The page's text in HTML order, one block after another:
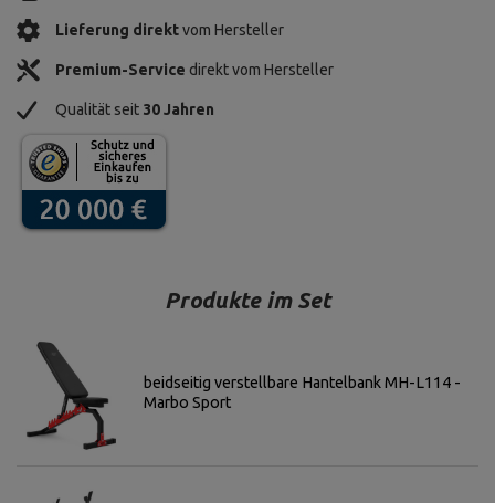
Lieferung direktvom Hersteller
Premium-Service direkt vom Hersteller
Qualität seit 30 Jahren
Produkte im Set
beidseitig verstellbare Hantelbank MH-L114 -
Marbo Sport